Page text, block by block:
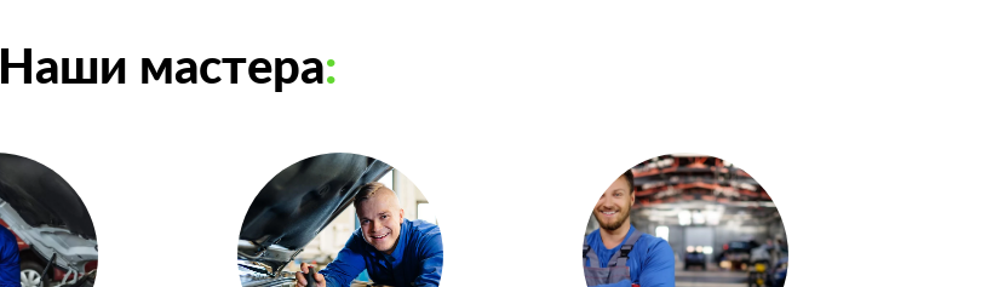
Наши мастера: